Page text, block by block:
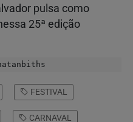
pulsa como
25ª edição
FESTIVAL
CARNAVAL